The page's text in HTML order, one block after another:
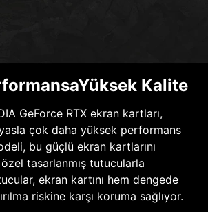
Kalite
GeForce RTX ekran kartları,
çok daha yüksek performans
bu güçlü ekran kartlarını
tasarlanmış tutucularla
ekran kartını hem dengede
riskine karşı koruma sağlıyor.